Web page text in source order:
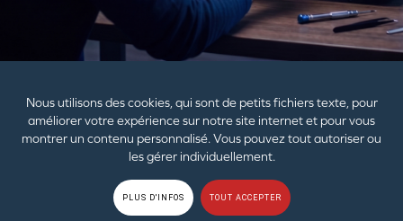
Nous utilisons des cookies, qui sont de petits fichiers texte, pour
améliorer votre expérience sur notre site internet et pour vous
montrer un contenu personnalisé. Vous pouvez tout autoriser ou
les gérer individuellement.
PLUS D'INFOS TOUT ACCEPTER
Les papiers et emballages plastiques doivent être séparés
des autres déchets.
Creative Technology Ltd. Tous droits réservés.
EU RGPD Cookies |Conditions d'utilisation